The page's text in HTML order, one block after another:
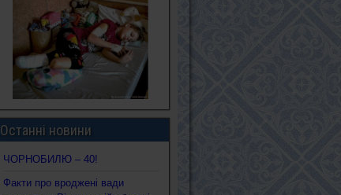
Останні новини
ЧОРНОБИЛЮ – 40!
Факти про вроджені вади